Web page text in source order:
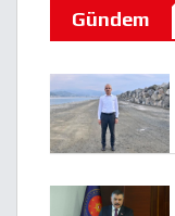
Gündem